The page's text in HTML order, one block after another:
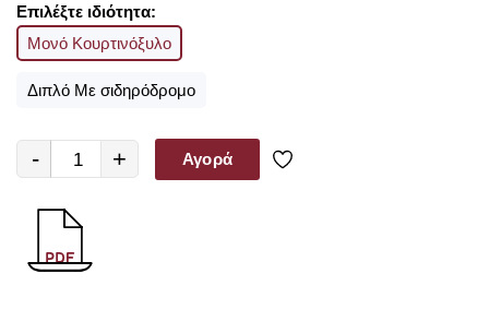
Επιλέξτε ιδιότητα:
Μονό Κουρτινόξυλο
Διπλό Με σιδηρόδρομο
- + Αγορά